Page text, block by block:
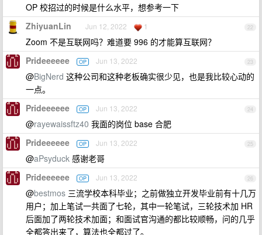
OP 校招过的时候是什么水平，想参考一下
22
ZhiyuanLin Jun 12, 2022 1
Zoom 不是互联网吗？难道要 996 的才能算互联网？
23
Prideeeeee OP Jun 13, 2022
@BigNerd 这种公司和这种老板确实很少见，也是我比较心动的
一点。
24
Prideeeeee OP Jun 13, 2022
@rayewaissftz40 我面的岗位 base 合肥
25
Prideeeeee OP Jun 13, 2022
@aPsyduck 感谢老哥
26
Prideeeeee OP Jun 13, 2022
@bestmos 三流学校本科毕业；之前做独立开发毕业前有十几万
用户；加上笔试一共面了七轮，其中一轮笔试，三轮技术加 HR
后面加了两轮技术加面；和面试官沟通的都比较顺畅，问的几乎
全都答出来了，算法也全都过了。